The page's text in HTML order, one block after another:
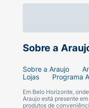
Em
Sobre a
Sobre a Araujo
Lojas
Programa
Em Belo Horizonte,
Araujo está presente
produtos de